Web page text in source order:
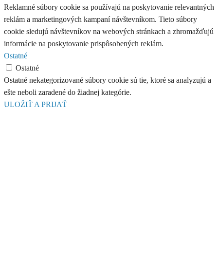
Reklamné súbory cookie sa používajú na poskytovanie relevantných
reklám a marketingových kampaní návštevníkom. Tieto súbory
cookie sledujú návštevníkov na webových stránkach a zhromažďujú
informácie na poskytovanie prispôsobených reklám.
Ostatné
Ostatné
Ostatné nekategorizované súbory cookie sú tie, ktoré sa analyzujú a
ešte neboli zaradené do žiadnej kategórie.
ULOŽIŤ A PRIJAŤ